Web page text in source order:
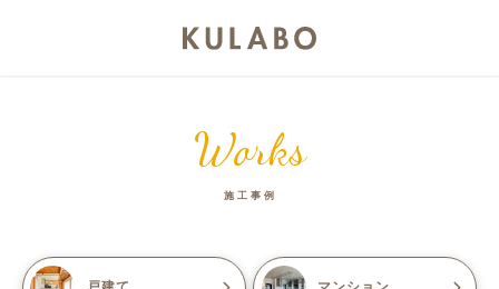
Works
施工事例